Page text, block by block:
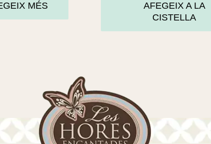
MÉS
AFEGEIX A LA
CISTELLA